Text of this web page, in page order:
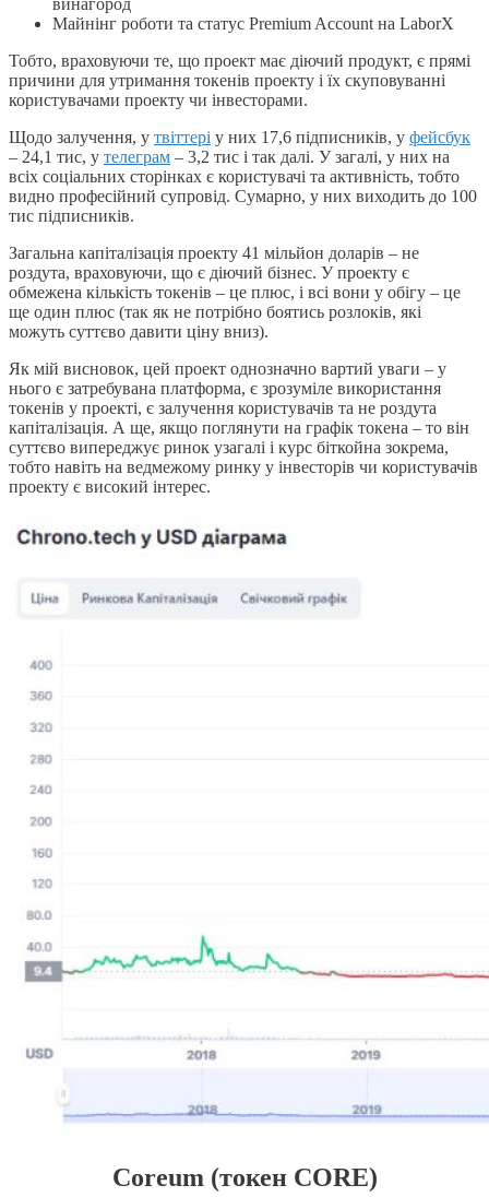
винагород
Майнінг роботи та статус Premium Account на LaborX
Тобто, враховуючи те, що проект має діючий продукт, є прямі
причини для утримання токенів проекту і їх скуповуванні
користувачами проекту чи інвесторами.
Щодо залучення, у твіттері у них 17,6 підписників, у фейсбук
– 24,1 тис, у телеграм – 3,2 тис і так далі. У загалі, у них на
всіх соціальних сторінках є користувачі та активність, тобто
видно професійний супровід. Сумарно, у них виходить до 100
тис підписників.
Загальна капіталізація проекту 41 мільйон доларів – не
роздута, враховуючи, що є діючий бізнес. У проекту є
обмежена кількість токенів – це плюс, і всі вони у обігу – це
ще один плюс (так як не потрібно боятись розлоків, які
можуть суттєво давити ціну вниз).
Як мій висновок, цей проект однозначно вартий уваги – у
нього є затребувана платформа, є зрозуміле використання
токенів у проекті, є залучення користувачів та не роздута
капіталізація. А ще, якщо поглянути на графік токена – то він
суттєво випереджує ринок узагалі і курс біткойна зокрема,
тобто навіть на ведмежому ринку у інвесторів чи користувачів
проекту є високий інтерес.
Coreum (токен CORE)